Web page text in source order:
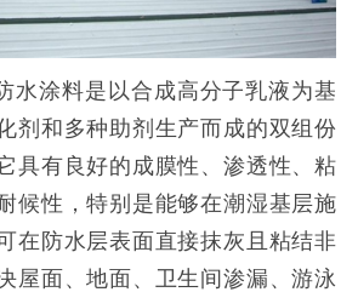
水涂料是以合成高分子乳液为基
剂和多种助剂生产而成的双组份
具有良好的成膜性、渗透性、粘
候性，特别是能够在潮湿基层施
在防水层表面直接抹灰且粘结非
屋面、地面、卫生间渗漏、游泳